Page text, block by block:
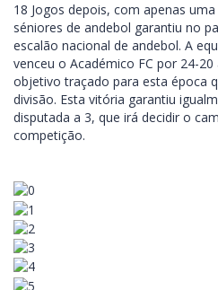
18 Jogos depois, com apenas
séniores de andebol garantiu no
escalão nacional de andebol. A
venceu o Académico FC por 24-
objetivo traçado para esta época
divisão. Esta vitória garantiu
disputada a 3, que irá decidir o
competição.